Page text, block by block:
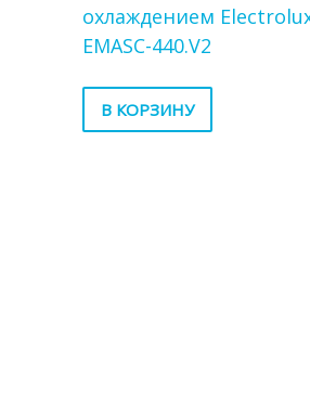
охлаждением
EMASC-440.V2
В КОРЗИНУ